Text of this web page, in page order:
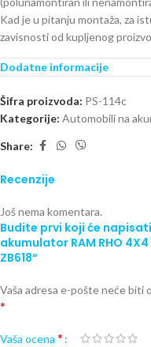
Kad je u pitanju montaža, za
zavisnosti od kupljenog
Dodatne informacije
Šifra proizvoda: PS-114c
Kategorije: Automobili na
Share:
Recenzije
Još nema komentara.
Budite prvi koji će
akumulator RAM RHO
ZB618“
Vaša adresa e-pošte neće biti
*
Vaša ocena *